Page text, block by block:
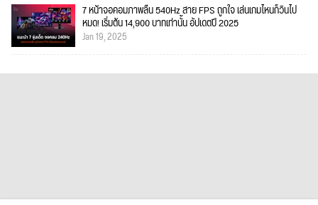
7 หน้าจอคอมภาพลื่น 540Hz สาย FPS ถูกใจ เล่นเกมไหนก็วินไป
หมด! เริ่มต้น 14,900 บาทเท่านั้น อัปเดตปี 2025
Jan 19, 2025